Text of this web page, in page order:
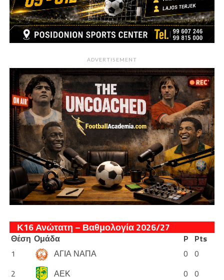
ADVERTISEMENT
Κ16 Ανώτατη – Βαθμολογία 2026/27
Θέση Ομάδα P Pts
1
ΑΓΙΑ ΝΑΠΑ 0 0
2
ΑΕΚ 0 0